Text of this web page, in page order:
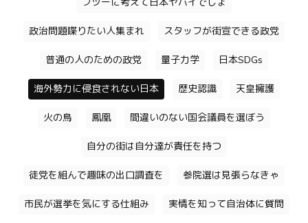
政治問題喋りたい人集まれ スタッフが街宣できる政党
普通の人のための政党 量子力学 日本SDGs
海外勢力に侵食されない日本 歴史認識 天皇擁護
火の鳥 鳳凰 間違いのない国会議員を選ぼう
自分の街は自分達が責任を持つ
徒党を組んで趣味の出口調査を 参院選は見張らなきゃ
市民が選挙を気にする仕組み 実情を知って自治体に質問